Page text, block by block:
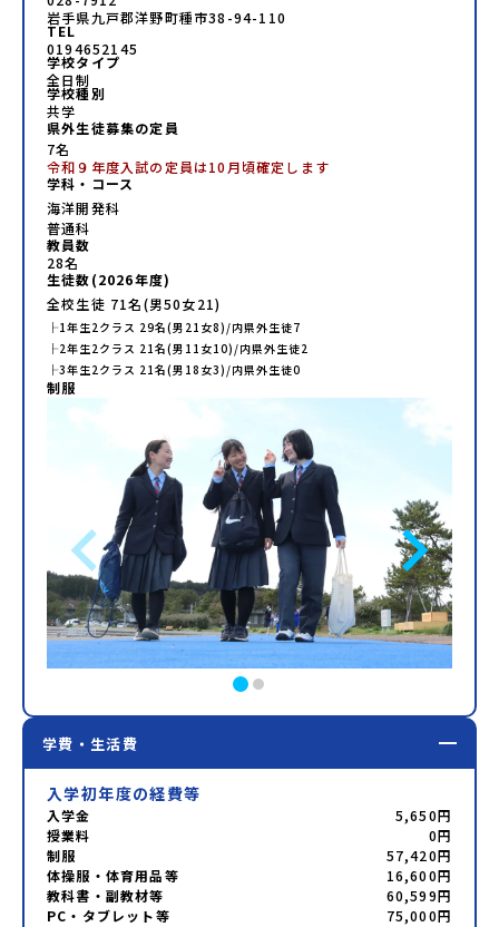
岩手県九戸郡洋野町種市38-94-110
TEL
0194652145
学校タイプ
全日制
学校種別
共学
県外生徒募集の定員
7名
令和９年度入試の定員は10月頃確定します
学科・コース
海洋開発科
普通科
教員数
28名
生徒数(2026年度)
全校生徒 71名(男50女21)
├1年生2クラス 29名(男 21 女8)/内県外生徒7
├2年生2クラス 21名(男 11 女10)/内県外生徒2
├3年生2クラス 21名(男 18 女3)/内県外生徒0
制服
学費・生活費
入学初年度の経費等
入学金
5,650円
授業料
0円
制服
57,420円
体操服・体育用品等
16,600円
教科書・副教材等
60,599円
PC・タブレット等
75,000円